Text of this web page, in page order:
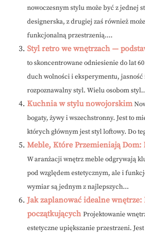
nowoczesnym stylu może być z jednej
designerska, z drugiej zaś również
funkcjonalną przestrzenią....
Styl retro we wnętrzach —
to skoncentrowane odniesienie do lat
duch wolności i eksperymentu, jasność
rozpoznawalny styl. Wielu osobom
Kuchnia w stylu nowojorskim
bogaty, żywy i wszechstronny. Jest to
których głównym jest styl loftowy. Do
Meble, Które Przemieniają Dom:
W aranżacji wnętrz meble odgrywają
pod względem estetycznym, ale i
wymiar są jednym z najlepszych...
Jak zaplanować idealne
początkujących Projektowanie
estetyczne upiększanie przestrzeni. Jest